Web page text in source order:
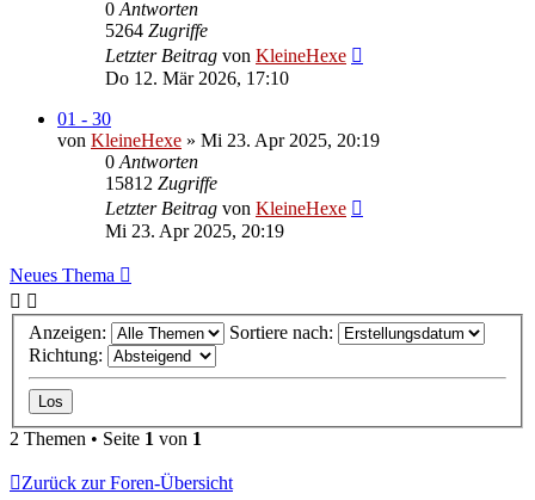
0 Antworten
5264 Zugriffe
Letzter Beitrag von KleineHexe
Do 12. Mär 2026, 17:10
01 - 30
von KleineHexe » Mi 23. Apr 2025, 20:19
0 Antworten
15812 Zugriffe
Letzter Beitrag von KleineHexe
Mi 23. Apr 2025, 20:19
Neues Thema
Anzeigen:
Sortiere nach:
Richtung:
2 Themen • Seite 1 von 1
Zurück zur Foren-Übersicht